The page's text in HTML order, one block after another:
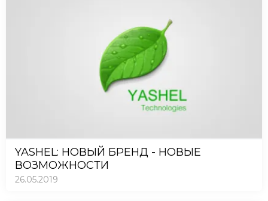
YASHEL: НОВЫЙ БРЕНД - НОВЫЕ
ВОЗМОЖНОСТИ
26.05.2019